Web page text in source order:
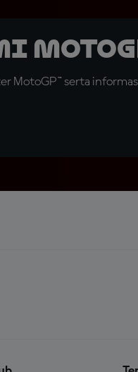
MotoGP™ serta